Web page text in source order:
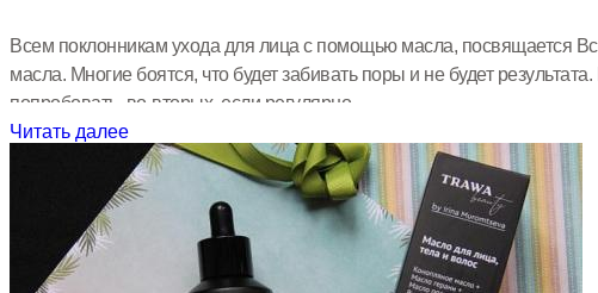
Всем поклонникам ухода для лица с помощью масла, посвящается
масла. Многие боятся, что будет забивать поры и не будет
попробовать, во-вторых, если регулярно...
Читать далее